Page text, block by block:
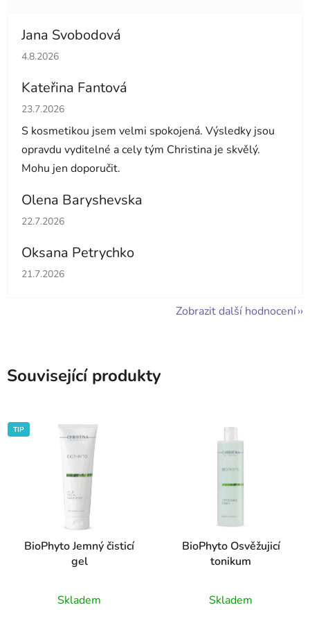
Jana Svobodová
Hodnocení obchodu je 5 z 5 hvězdiček.
4.8.2026
Kateřina Fantová
Hodnocení obchodu je 5 z 5 hvězdiček.
23.7.2026
S kosmetikou jsem velmi spokojená. Výsledky jsou
opravdu vyditelné a cely tým Christina je skvělý.
Mohu jen doporučit.
Olena Baryshevska
Hodnocení obchodu je 5 z 5 hvězdiček.
22.7.2026
Oksana Petrychko
Hodnocení obchodu je 5 z 5 hvězdiček.
21.7.2026
Zobrazit další hodnocení
Související produkty
TIP
BioPhyto Jemný čisticí
gel
hodnocení
Skladem
BioPhyto Osvěžujicí
tonikum
hodnocení
Skladem